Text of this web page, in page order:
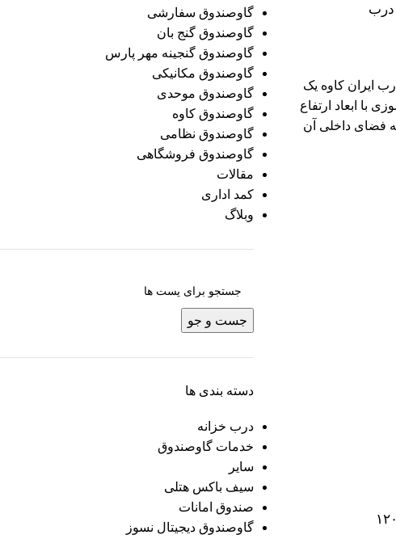
مدل ۱۰۲۰ یک درب ایران کاوه یک
با ابعاد ارتفاع
عرض ۴۵ و عمق ۳۵ که فضای داخلی آن
گاوصندوق سفارشی
گاوصندوق گنج بان
گاوصندوق گنجینه مهر پارس
گاوصندوق مکانیکی
گاوصندوق موحدی
گاوصندوق کاوه
گاوصندوق نظامی
گاوصندوق فروشگاهی
مقالات
کمد اداری
وبلاگ
جست و جو
دسته بندی ها
درب خزانه
خدمات گاوصندوق
سایر
سیف باکس هتلی
صندوق امانات
گاوصندوق دیجیتال نسوز